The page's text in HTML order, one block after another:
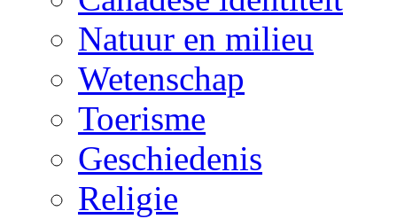
Natuur en milieu
Wetenschap
Toerisme
Geschiedenis
Religie